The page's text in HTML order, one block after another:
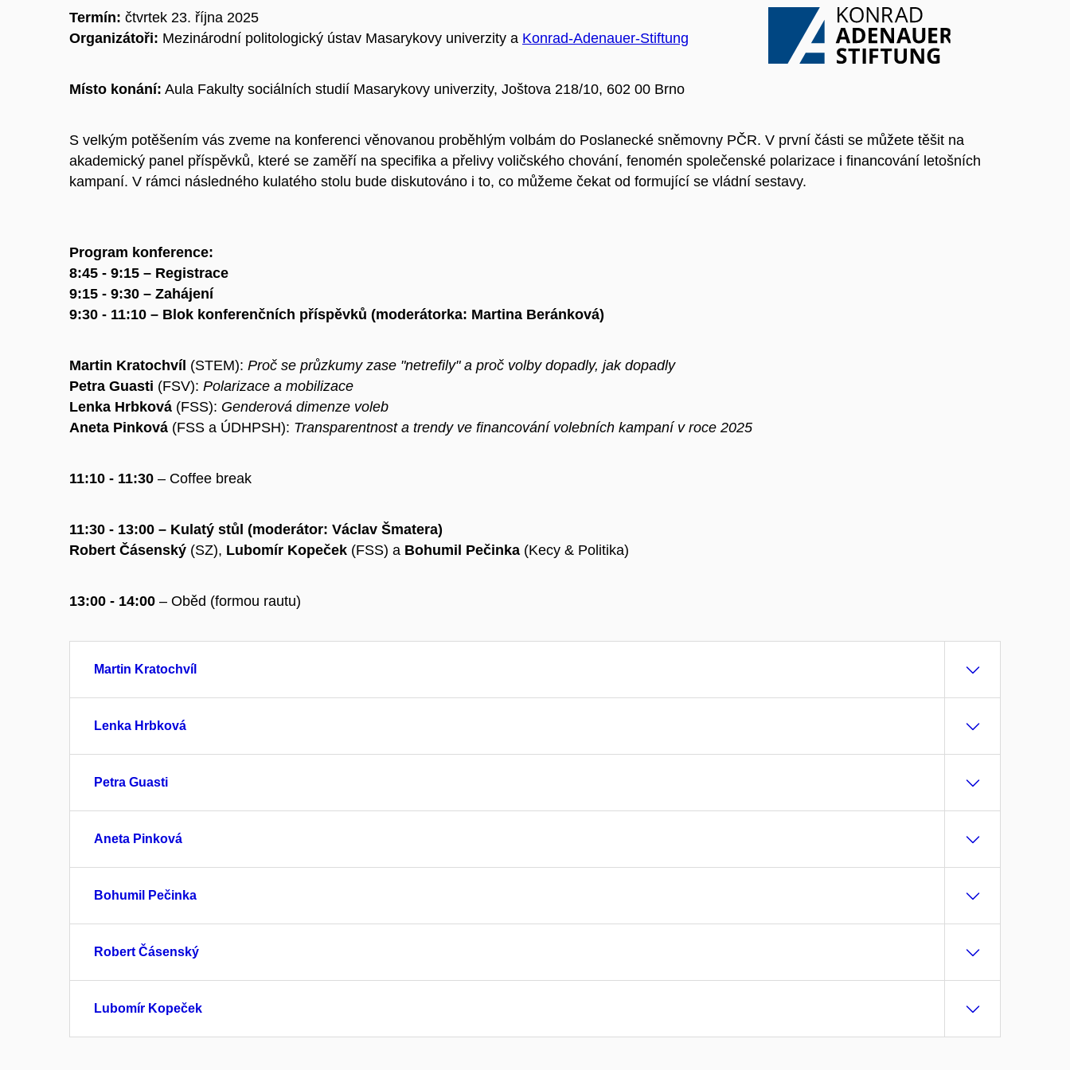
Termín: čtvrtek 23. října 2025
Organizátoři: Mezinárodní politologický ústav Masarykovy univerzity a Konrad-Adenauer-Stiftung
Místo konání: Aula Fakulty sociálních studií Masarykovy univerzity, Joštova 218/10, 602 00 Brno
S velkým potěšením vás zveme na konferenci věnovanou proběhlým volbám do Poslanecké sněmovny PČR. V první části se můžete těšit na
akademický panel příspěvků, které se zaměří na specifika a přelivy voličského chování, fenomén společenské polarizace i financování letošních
kampaní. V rámci následného kulatého stolu bude diskutováno i to, co můžeme čekat od formující se vládní sestavy.
Program konference:
8:45 - 9:15 – Registrace
9:15 - 9:30 – Zahájení
9:30 - 11:10 – Blok konferenčních příspěvků (moderátorka: Martina Beránková)
Martin Kratochvíl (STEM): Proč se průzkumy zase "netrefily" a proč volby dopadly, jak dopadly
Petra Guasti (FSV): Polarizace a mobilizace
Lenka Hrbková (FSS): Genderová dimenze voleb
Aneta Pinková (FSS a ÚDHPSH): Transparentnost a trendy ve financování volebních kampaní v roce 2025
11:10 - 11:30 – Coffee break
11:30 - 13:00 – Kulatý stůl (moderátor: Václav Šmatera)
Robert Čásenský (SZ), Lubomír Kopeček (FSS) a Bohumil Pečinka (Kecy & Politika)
13:00 - 14:00 – Oběd (formou rautu)
Martin Kratochvíl
Lenka Hrbková
Petra Guasti
Aneta Pinková
Bohumil Pečinka
Robert Čásenský
Lubomír Kopeček